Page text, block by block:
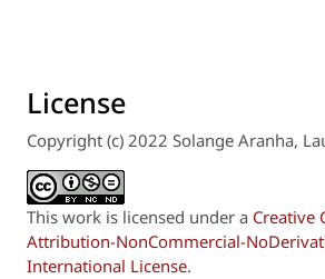
License
Copyright (c) 2022 Solange Aranha,
This work is licensed under a Creative
Attribution-NonCommercial-
International License.